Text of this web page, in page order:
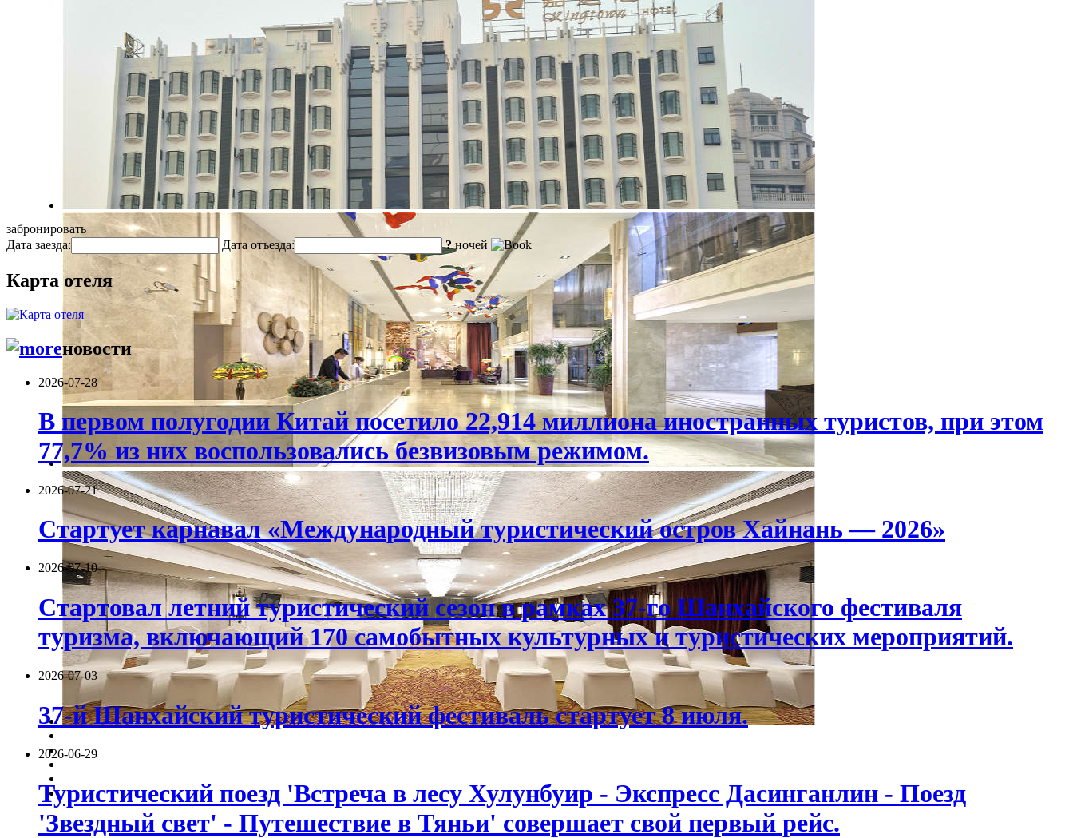
забронировать
Дата заезда:
Дата отъезда: ?ночей
Карта отеля
новости
2026-07-28
В первом полугодии Китай посетило 22,914 миллиона иностранных туристов, при этом
77,7% из них воспользовались безвизовым режимом.
2026-07-21
Стартует карнавал «Международный туристический остров Хайнань — 2026»
2026-07-10
Стартовал летний туристический сезон в рамках 37-го Шанхайского фестиваля
туризма, включающий 170 самобытных культурных и туристических мероприятий.
2026-07-03
37-й Шанхайский туристический фестиваль стартует 8 июля.
2026-06-29
Туристический поезд 'Встреча в лесу Хулунбуир - Экспресс Дасинганлин - Поезд
'Звездный свет' - Путешествие в Тяньи' совершает свой первый рейс.